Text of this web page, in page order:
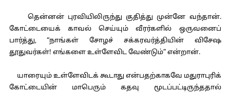
தென்னன் புரவியிலிருந்து குதித்து முன்னே வந்தான்.
கோட்டையைக் காவல் செய்யும் வீரர்களில் ஒருவனைப்
பார்த்து, “நாங்கள் சோழச் சக்கரவர்த்தியின் விசேஷ
தூதுவர்கள்! எங்களை உள்ளேவிட வேண்டும்” என்றான்.
யாரையும் உள்ளேவிடக் கூடாது என்பதற்காகவே மதுராபுரிக்
கோட்டையின் மாபெரும் கதவு மூடப்பட்டிருந்ததால்